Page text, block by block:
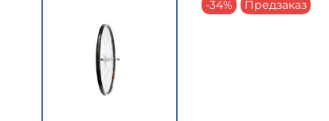
-34% Предзаказ